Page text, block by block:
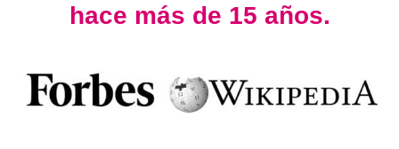
hace más de 15 años.